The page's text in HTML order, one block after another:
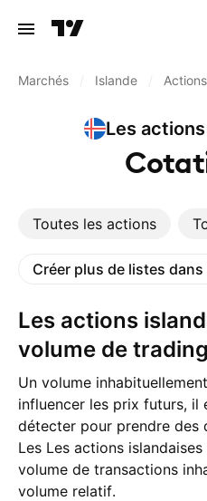
Marchés Islande Actions
Les actions
Toutes les actions
Créer plus de listes dans
Les actions islandaises avec un
volume de
Un volume
influencer les prix futurs, il
détecter pour prendre des
Les Les actions
volume de transactions
volume relatif.